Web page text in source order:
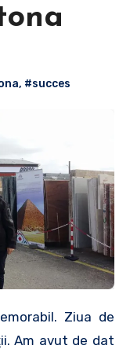
, #succes
Am avut de dat